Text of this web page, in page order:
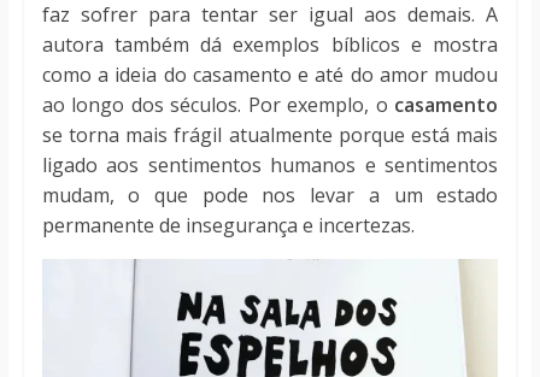
faz sofrer para tentar ser igual aos demais. A
autora também dá exemplos bíblicos e mostra
como a ideia do casamento e até do amor mudou
ao longo dos séculos. Por exemplo, o casamento
se torna mais frágil atualmente porque está mais
ligado aos sentimentos humanos e sentimentos
mudam, o que pode nos levar a um estado
permanente de insegurança e incertezas.